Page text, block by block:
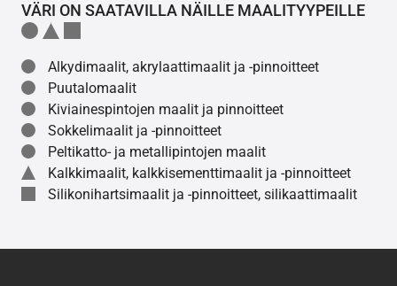
VÄRI ON SAATAVILLA NÄILLE MAALITYYPEILLE
Alkydimaalit, akrylaattimaalit ja -pinnoitteet
Puutalomaalit
Kiviainespintojen maalit ja pinnoitteet
Sokkelimaalit ja -pinnoitteet
Peltikatto- ja metallipintojen maalit
Kalkkimaalit, kalkkisementtimaalit ja -pinnoitteet
Silikonihartsimaalit ja -pinnoitteet, silikaattimaalit